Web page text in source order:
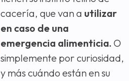
cacería, que van a utilizar
en caso de una
emergencia alimenticia. O
simplemente por curiosidad,
y más cuándo están en su